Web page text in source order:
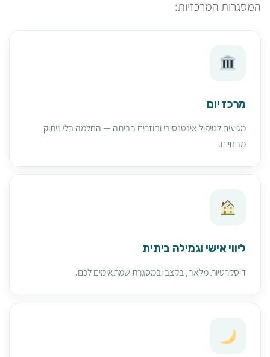
המסגרות המרכזיות:
מרכז יום
מגיעים לטיפול אינטנסיבי וחוזרים הביתה — החלמה בלי ניתוק
מהחיים.
ליווי אישי וגמילה ביתית
דיסקרטיות מלאה, בקצב ובמסגרת שמתאימים לכם.